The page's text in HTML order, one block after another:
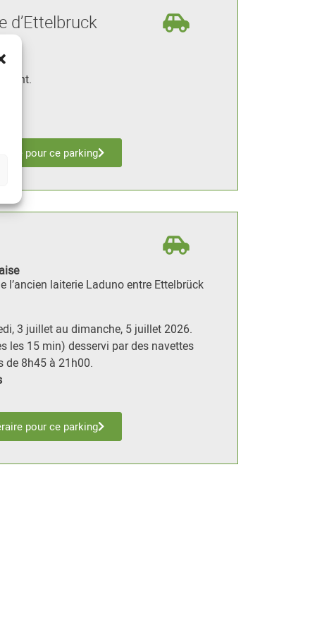
d’Ettelbruck
pour ce parking
l’ancien laiterie Laduno entre Ettelbrück
3 juillet au dimanche, 5 juillet 2026.
les 15 min) desservi par des navettes
de 8h45 à 21h00.
pour ce parking